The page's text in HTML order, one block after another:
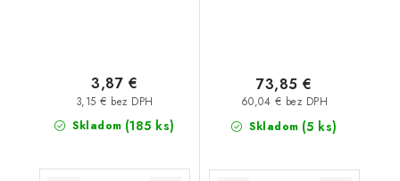
Skladom (185 ks)
3,15 € bez DPH
3,87 €
Skladom (5 ks)
60,04 € bez DPH
73,85 €